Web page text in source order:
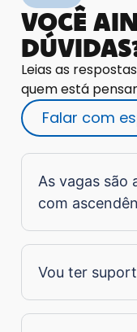
VOCÊ
Leias as
quem está
Falar com
As vagas são
com
Vou ter